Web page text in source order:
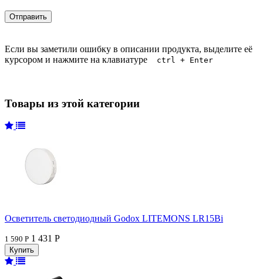
Если вы заметили ошибку в описании продукта, выделите её
курсором и нажмите на клавиатуре
ctrl + Enter
Товары из этой категории
Осветитель светодиодный Godox LITEMONS LR15Bi
1 590 Р 1 431 Р